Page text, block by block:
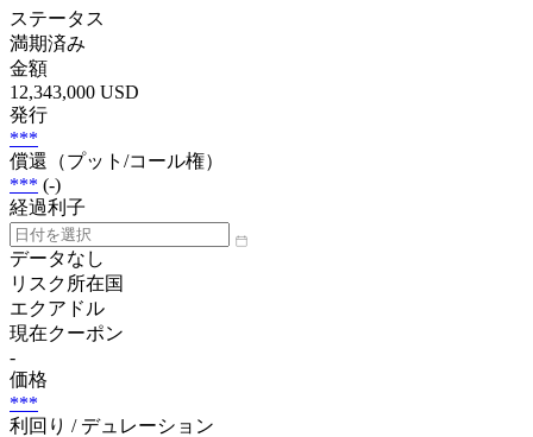
ステータス
満期済み
金額
12,343,000 USD
発行
***
償還（プット/コール権）
*** (-)
経過利子
データなし
リスク所在国
エクアドル
現在クーポン
-
価格
***
利回り / デュレーション